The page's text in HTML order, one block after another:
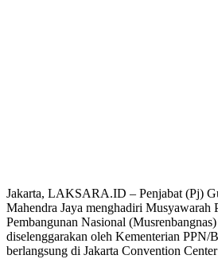
Jakarta, LAKSARA.ID – Penjabat (Pj)
Mahendra Jaya menghadiri Musyawarah
Pembangunan Nasional
diselenggarakan oleh Kementerian PPN/
berlangsung di Jakarta Convention